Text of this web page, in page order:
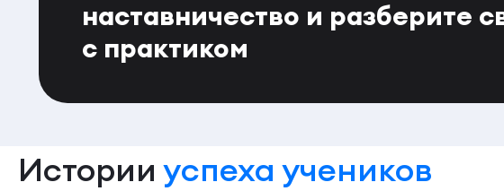
наставничество и разберите
с практиком
Истории успеха учеников